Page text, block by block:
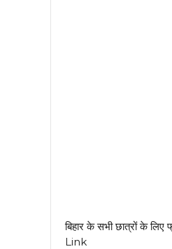
बिहार के सभी छात्रों के
Link